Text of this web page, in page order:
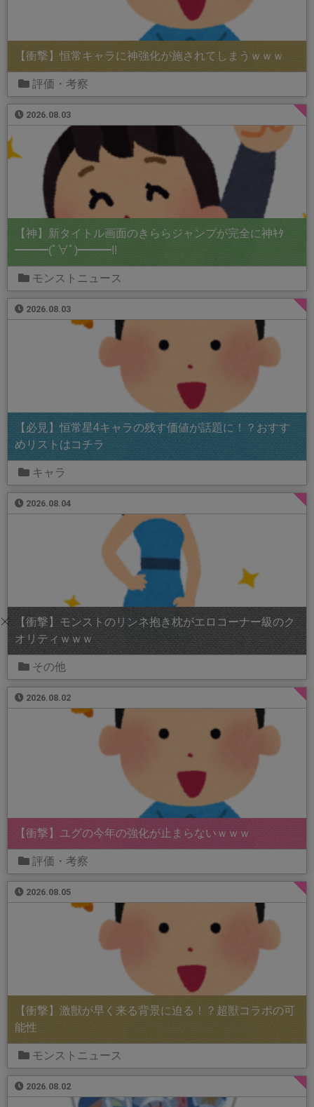
【衝撃】恒常キャラに神強化が施されてしまうｗｗｗ
評価・考察
2026.08.03
【神】新タイトル画面のきららジャンプが完全に神ｷﾀ
━━━(ﾟ∀ﾟ)━━━!!
モンストニュース
2026.08.03
【必見】恒常星4キャラの残す価値が話題に！？おすす
めリストはコチラ
キャラ
2026.08.04
【衝撃】モンストのリンネ抱き枕がエロコーナー級のク
オリティｗｗｗ
その他
2026.08.02
【衝撃】ユグの今年の強化が止まらないｗｗｗ
評価・考察
2026.08.05
【衝撃】激獣が早く来る背景に迫る！？超獣コラボの可
能性
モンストニュース
2026.08.02